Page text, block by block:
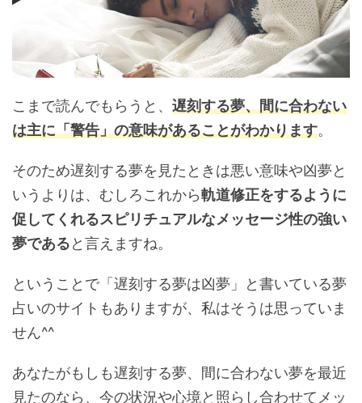
こまで読んでもらうと、 遅刻する夢、間に合わない
は主に「警告」の意味があることがわかります。
そのため遅刻する夢を見たときは悪い意味や凶夢と
いうよりは、むしろこれから軌道修正をするように
促してくれるスピリチュアルなメッセージ性の強い
夢であると言えますね。
ということで「遅刻する夢は凶夢」と書いている夢
占いのサイトもありますが、私はそうは思っていま
せん^^
あなたがもしも遅刻する夢、間に合わない夢を最近
見たのなら、今の状況や心境と照らし合わせてメッ